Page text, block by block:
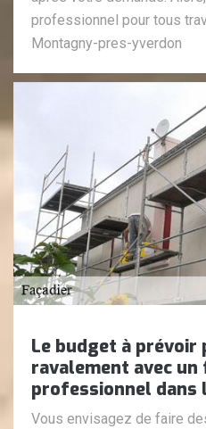
professionnel pour tous
Montagny-pres-yverdon
Le budget à prévoir
ravalement avec un
professionnel dans
Vous envisagez de faire